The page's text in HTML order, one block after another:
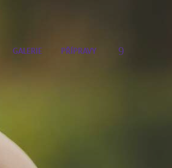
GALERIE PŘÍPRAVY